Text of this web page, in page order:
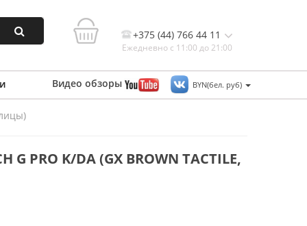
+375 (44) 766 44 11
Ежедневно с 11:00 до 21:00
Видео обзоры BYN(бел. руб)
PRO K/DA (GX BROWN TACTILE,